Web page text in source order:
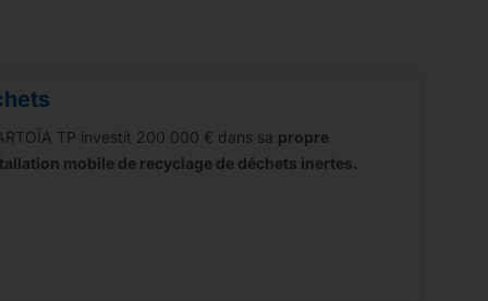
TP investit 200 000 € dans sa propre
mobile de recyclage de déchets inertes.